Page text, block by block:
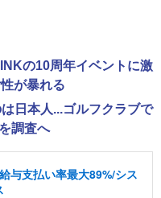
の10周年イベントに激
が暴れる
日本人...ゴルフクラブで
調査へ
与支払い率最大89%/シス